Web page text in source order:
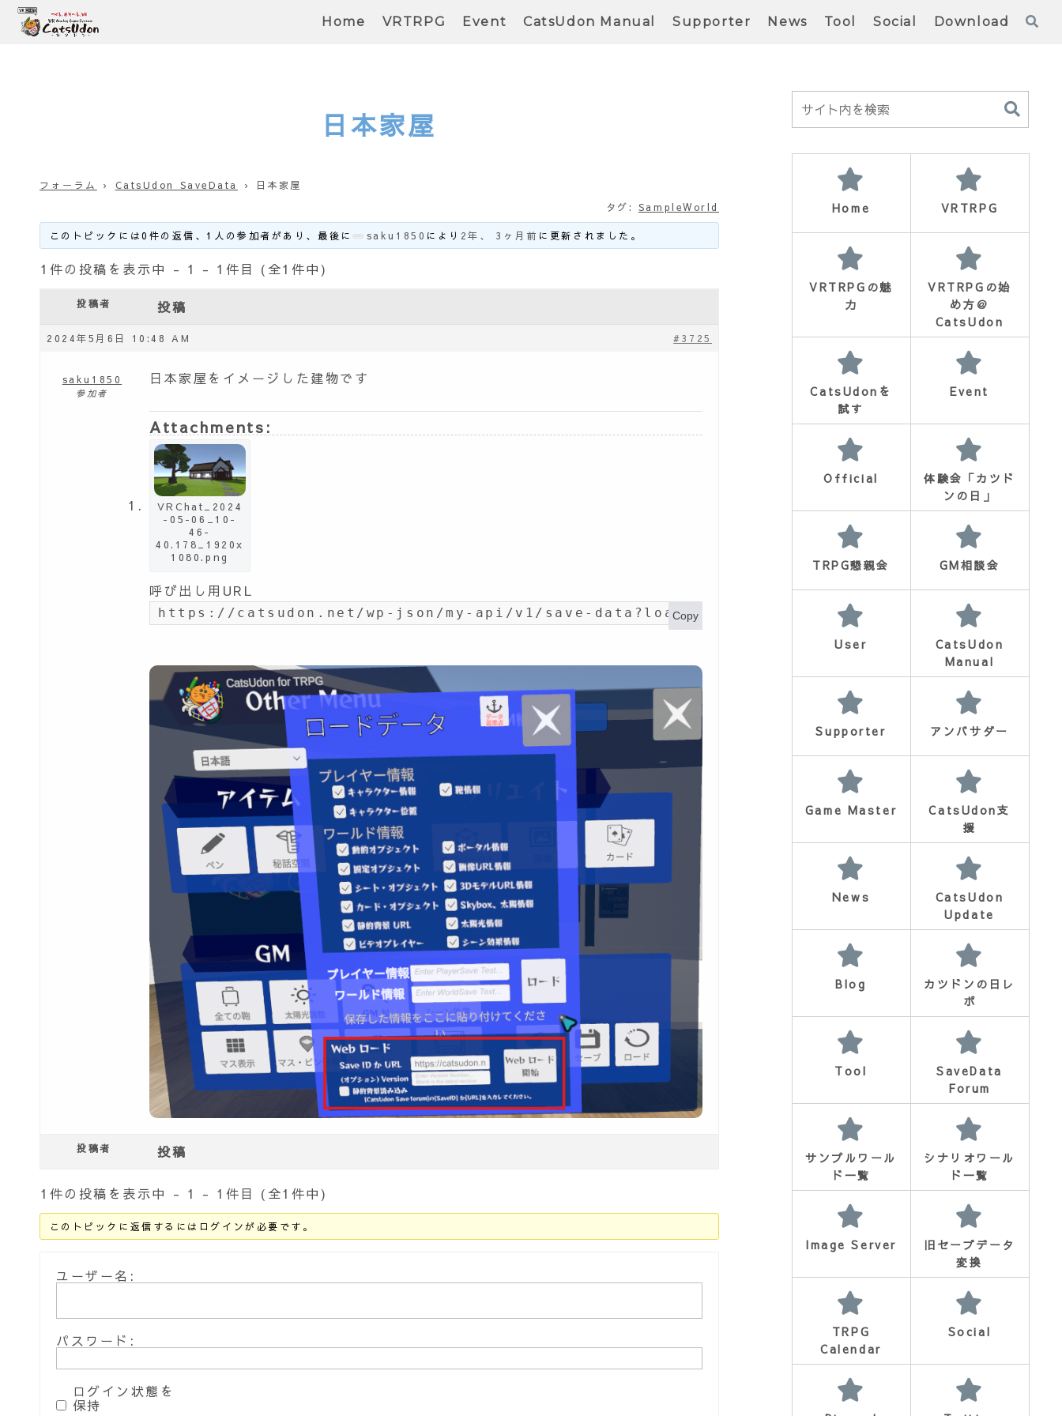
Home VRTRPG Event CatsUdon Manual Supporter News Tool Social Download
日本家屋
フォーラム › CatsUdon SaveData ›
日本家屋
タグ: SampleWorld
このトピックには0件の返信、1人の参加者があり、最後に saku1850 により 2年、 3ヶ月前 に更新されました。
1件の投稿を表示中 - 1 - 1件目 (全1件中)
投稿者 投稿
2024年5月6日 10:48 AM #3725
saku1850
参加者
日本家屋をイメージした建物です
Attachments:
VRChat_2024
-05-06_10-
46-
40.178_1920x
1080.png
呼び出し用URL
https://catsudon.net/wp-json/my-api/v1/save-data?load_id=3725
Copy
投稿者 投稿
1件の投稿を表示中 - 1 - 1件目 (全1件中)
このトピックに返信するにはログインが必要です。
ユーザー名:
パスワード:
ログイン状態を
保持
Home VRTRPG
VRTRPGの魅
力
VRTRPGの始
め方＠
CatsUdon
CatsUdonを
試す
Event
Official
体験会「カツド
ンの日」
TRPG懇親会 GM相談会
User
CatsUdon
Manual
Supporter アンバサダー
Game Master
CatsUdon支
援
News
CatsUdon
Update
Blog
カツドンの日レ
ポ
Tool
SaveData
Forum
サンプルワール
ド一覧
シナリオワール
ド一覧
Image Server
旧セーブデータ
変換
TRPG
Calendar
Social